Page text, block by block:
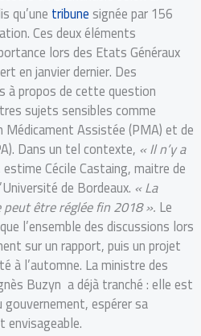
qu’une tribunesignée par 156
Ces deux éléments
lors des Etats Généraux
en janvier dernier. Des
à propos de cette question
sujets sensibles comme
Médicament Assistée (PMA) et de
Dans un tel contexte, « Il n’y a
estime Cécile Castaing, maitre de
de Bordeaux. « La
être réglée fin 2018 ». Le
l’ensemble des discussions lors
sur un rapport, puis un projet
à l’automne. La ministre des
Buzyn a déjà tranché : elle est
gouvernement, espérer sa